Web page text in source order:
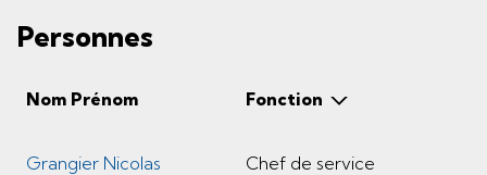
Personnes
Nom Prénom Fonction
Grangier Nicolas Chef de service